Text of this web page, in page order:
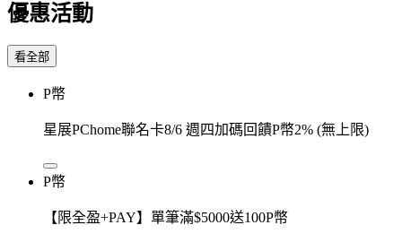
優惠活動
看全部
P幣
星展PChome聯名卡8/6 週四加碼回饋P幣2% (無上限)
P幣
【限全盈+PAY】單筆滿$5000送100P幣